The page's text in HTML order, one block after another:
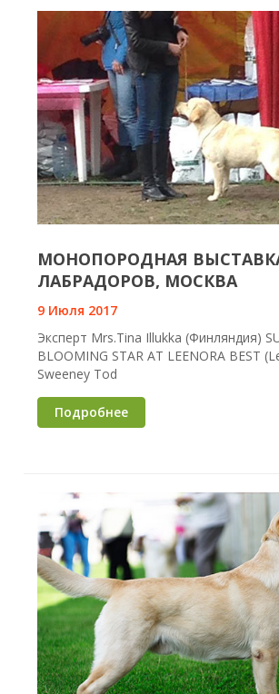
МОНОПОРОДНАЯ
ЛАБРАДОРОВ, МОСКВА
9 Июля 2017
Эксперт Mrs.Tina Illukka (Финляндия)
BLOOMING STAR AT LEENORA BEST
Sweeney Tod
Подробнее